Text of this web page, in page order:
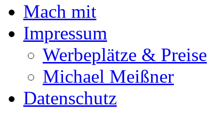
Mach mit
Impressum
Werbeplätze & Preise
Michael Meißner
Datenschutz